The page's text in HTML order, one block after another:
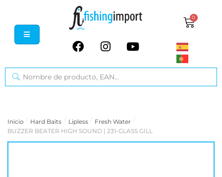
0
Inicio / Hard Baits / Lipless / Fresh Water /
BUZZER BEATER HIGH SOUND | 231-GLASS GILL